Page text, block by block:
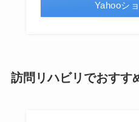
Yahooシ
訪問リハビリでおすす